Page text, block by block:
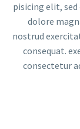
pisicing elit,
dolore
nostrud
consequat.
consectetur